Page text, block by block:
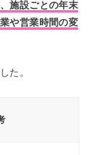
施設ごとの年末
や営業時間の変
た。